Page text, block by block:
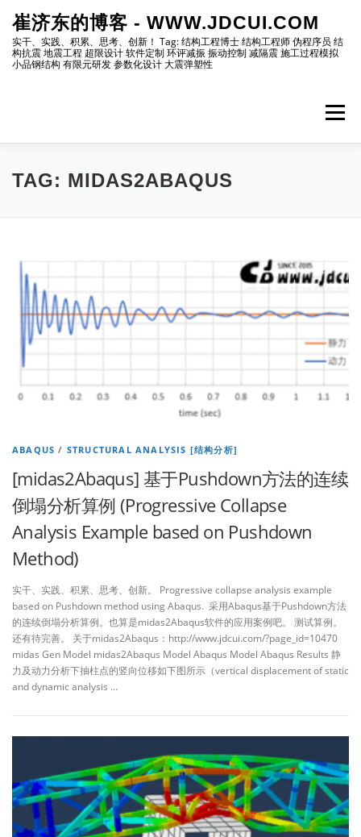
content
崔济东的博客 - WWW.JDCUI.COM
实干、实践、积累、思考、创新！ Tag: 结构工程博士 结构工程师 伪程序员 结
构抗震 地震工程 超限设计 软件定制 环评减振 振动控制 减隔震 施工过程模拟
小品钢结构 有限元研发 参数化设计 大震弹塑性
Menu
[最新] [地震工程] [振动控制]
[编程] [资源]
TAG: MIDAS2ABAQUS
ABAQUS / STRUCTURAL ANALYSIS [结构分析]
[midas2Abaqus] 基于Pushdown方法的连续
倒塌分析算例 (Progressive Collapse
Analysis Example based on Pushdown
Method)
实干、实践、积累、思考、创新。 Progressive collapse analysis example
based on Pushdown method using Abaqus. 采用Abaqus基于Pushdown方法
的连续倒塌分析算例。也算是midas2Abaqus软件的应用案例吧。 测试算例。
还有待完善。 关于midas2Abaqus：http://www.jdcui.com/?page_id=10470
midas Gen Model midas2Abaqus Model Abaqus Model Abaqus Results 静
力及动力分析下抽柱点的竖向位移如下图所示（vertical displacement of static
and dynamic analysis …